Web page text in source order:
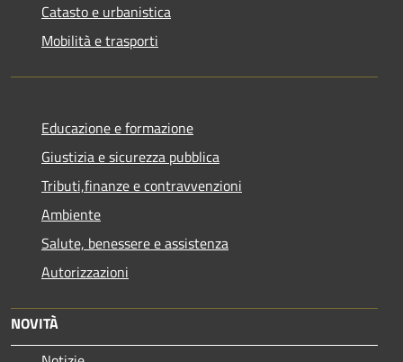
Catasto e urbanistica
Mobilità e trasporti
Educazione e formazione
Giustizia e sicurezza pubblica
Tributi,finanze e contravvenzioni
Ambiente
Salute, benessere e assistenza
Autorizzazioni
NOVITÀ